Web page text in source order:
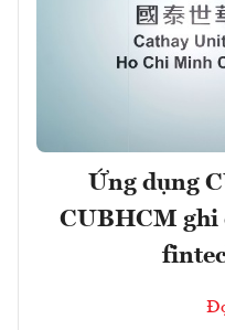
Ứng dụng
CUBHCM ghi